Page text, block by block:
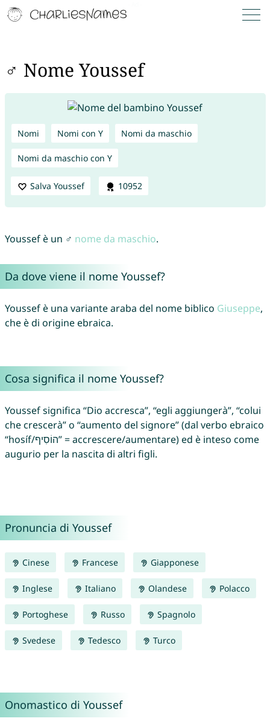
♂ Nome Youssef
Nomi Nomi con Y Nomi da maschio
Nomi da maschio con Y
Salva Youssef 10952
Youssef è un ♂ nome da maschio.
Da dove viene il nome Youssef?
Youssef è una variante araba del nome biblico Giuseppe,
che è di origine ebraica.
Cosa significa il nome Youssef?
Youssef significa “Dio accresca”, “egli aggiungerà”, “colui
che crescerà” o “aumento del signore” (dal verbo ebraico
“hosíf/הוֹסִיף” = accrescere/aumentare) ed è inteso come
augurio per la nascita di altri figli.
Pronuncia di Youssef
Cinese Francese Giapponese
Inglese Italiano Olandese Polacco
Portoghese Russo Spagnolo
Svedese Tedesco Turco
Onomastico di Youssef